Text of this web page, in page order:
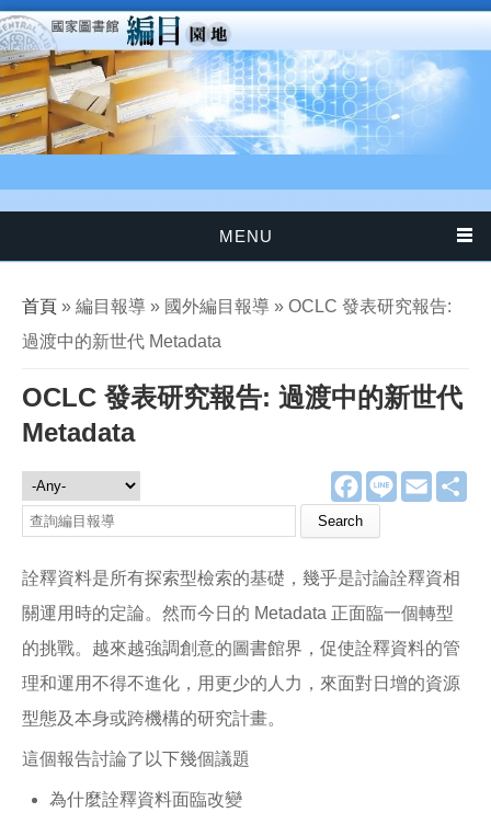
移至主內容
MENU
您在這裡
首頁 » 編目報導 » 國外編目報導 » OCLC 發表研究報告:
過渡中的新世代 Metadata
OCLC 發表研究報告: 過渡中的新世代
Metadata
F
a
e
o
o
k
L
E
m
編目報導
詮釋資料是所有探索型檢索的基礎，幾乎是討論詮釋資相
關運用時的定論。然而今日的 Metadata 正面臨一個轉型
的挑戰。越來越強調創意的圖書館界，促使詮釋資料的管
理和運用不得不進化，用更少的人力，來面對日增的資源
型態及本身或跨機構的研究計畫。
這個報告討論了以下幾個議題
為什麼詮釋資料面臨改變